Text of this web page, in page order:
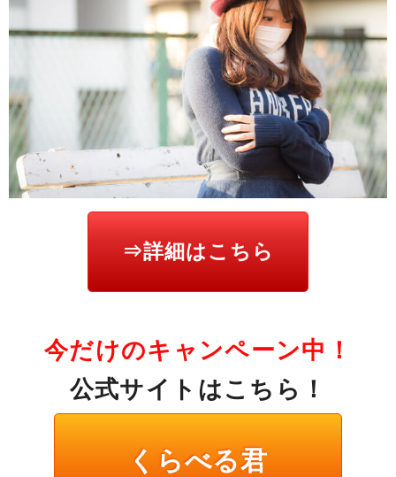
⇒詳細はこちら
今だけのキャンペーン中！
公式サイトはこちら！
くらべる君